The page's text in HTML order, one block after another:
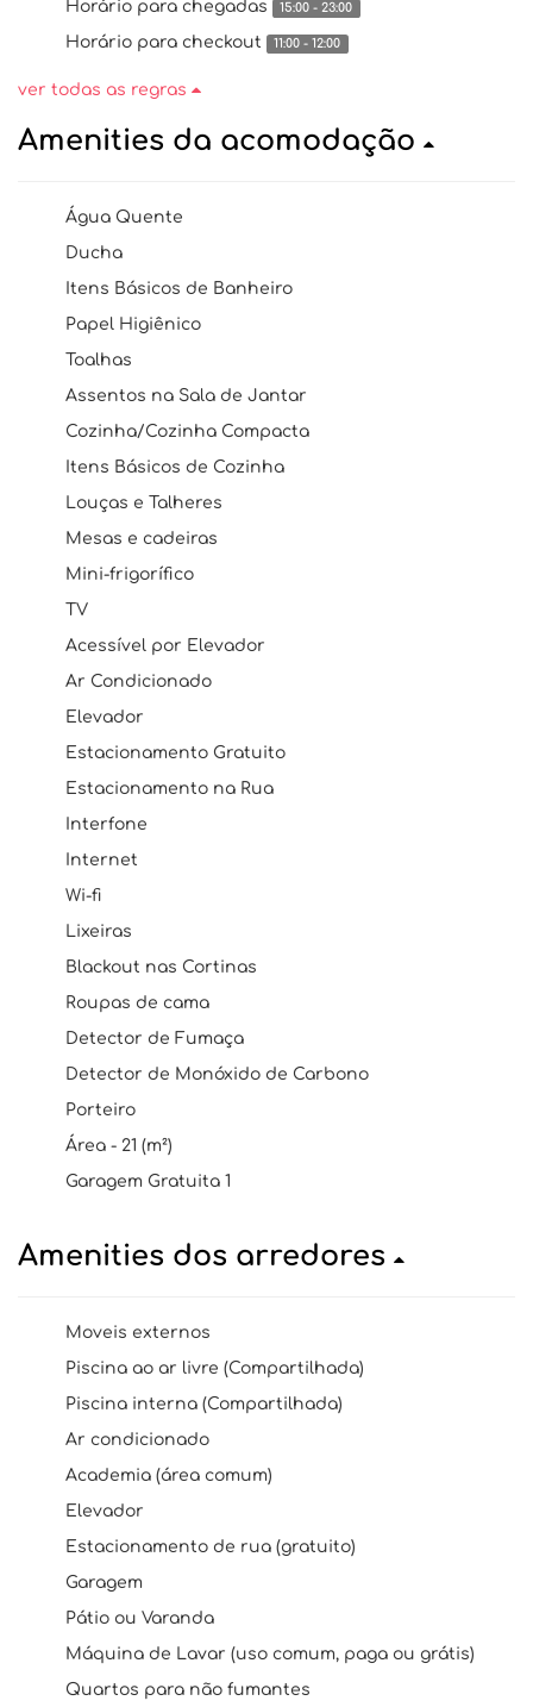
Horário para chegadas 15:00 - 23:00
Horário para checkout 11:00 - 12:00
ver todas as regras
Amenities da acomodação
Água Quente
Ducha
Itens Básicos de Banheiro
Papel Higiênico
Toalhas
Assentos na Sala de Jantar
Cozinha/Cozinha Compacta
Itens Básicos de Cozinha
Louças e Talheres
Mesas e cadeiras
Mini-frigorífico
TV
Acessível por Elevador
Ar Condicionado
Elevador
Estacionamento Gratuito
Estacionamento na Rua
Interfone
Internet
Wi-fi
Lixeiras
Blackout nas Cortinas
Roupas de cama
Detector de Fumaça
Detector de Monóxido de Carbono
Porteiro
Área - 21 (m²)
Garagem Gratuita 1
Amenities dos arredores
Moveis externos
Piscina ao ar livre (Compartilhada)
Piscina interna (Compartilhada)
Ar condicionado
Academia (área comum)
Elevador
Estacionamento de rua (gratuito)
Garagem
Pátio ou Varanda
Máquina de Lavar (uso comum, paga ou grátis)
Quartos para não fumantes